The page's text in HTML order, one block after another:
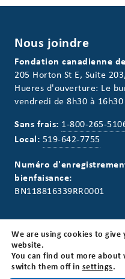
Nous joindre
Fondation canadienne
205 Horton St E, Suite
Hueres d'ouverture: Le
vendredi de 8h30 à 16h30
Sans frais: 1-800-265-
Local: 519-642-7755
Numéro
bienfaisance:
BN118816339RR0001
We are using cookies to
website.
You can find out more about
switch them off in settings.